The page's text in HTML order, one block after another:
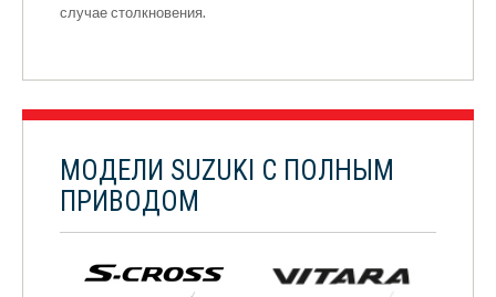
случае столкновения.
МОДЕЛИ SUZUKI С ПОЛНЫМ
ПРИВОДОМ